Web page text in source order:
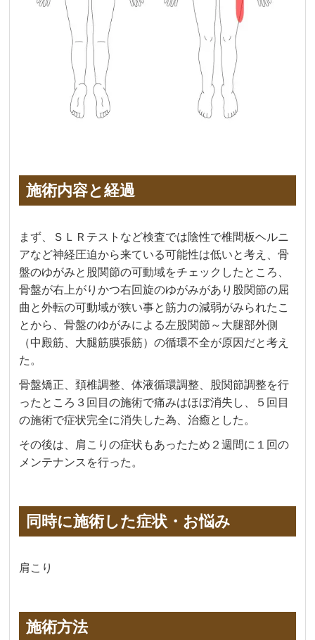
施術内容と経過
まず、ＳＬＲテストなど検査では陰性で椎間板ヘルニ
アなど神経圧迫から来ている可能性は低いと考え、骨
盤のゆがみと股関節の可動域をチェックしたところ、
骨盤が右上がりかつ右回旋のゆがみがあり股関節の屈
曲と外転の可動域が狭い事と筋力の減弱がみられたこ
とから、骨盤のゆがみによる左股関節～大腿部外側
（中殿筋、大腿筋膜張筋）の循環不全が原因だと考え
た。
骨盤矯正、頚椎調整、体液循環調整、股関節調整を行
ったところ３回目の施術で痛みはほぼ消失し、５回目
の施術で症状完全に消失した為、治癒とした。
その後は、肩こりの症状もあったため２週間に１回の
メンテナンスを行った。
同時に施術した症状・お悩み
肩こり
施術方法